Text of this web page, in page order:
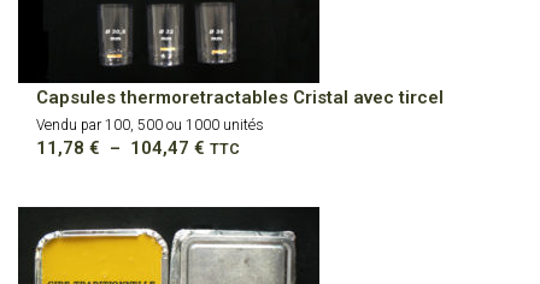
Capsules thermoretractables Cristal avec tircel
Vendu par 100, 500 ou 1000 unités
11,78 € – 104,47 € Plage
11,78 €
à
104,47 €
TTC